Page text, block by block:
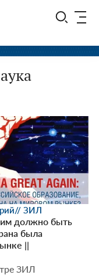
// ЗИЛ
должно быть
была
||
ЗИЛ